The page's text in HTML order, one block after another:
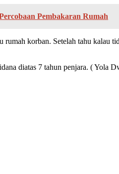
Pembakaran Rumah
korban. Setelah tahu kalau
diatas 7 tahun penjara. ( Yola